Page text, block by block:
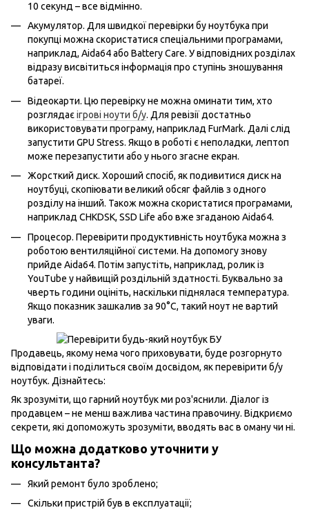
10 секунд – все відмінно.
Акумулятор. Для швидкої перевірки бу ноутбука при
покупці можна скористатися спеціальними програмами,
наприклад, Aida64 або Battery Care. У відповідних розділах
відразу висвітиться інформація про ступінь зношування
батареї.
Відеокарти. Цю перевірку не можна оминати тим, хто
розглядаєігрові ноути б/у. Для ревізії достатньо
використовувати програму, наприклад FurMark. Далі слід
запустити GPU Stress. Якщо в роботі є неполадки, лептоп
може перезапустити або у нього згасне екран.
Жорсткий диск. Хороший спосіб, як подивитися диск на
ноутбуці, скопіювати великий обсяг файлів з одного
розділу на інший. Також можна скористатися програмами,
наприклад CHKDSK, SSD Life або вже згаданою Aida64.
Процесор. Перевірити продуктивність ноутбука можна з
роботою вентиляційної системи. На допомогу знову
прийде Aida64. Потім запустіть, наприклад, ролик із
YouTube у найвищій роздільній здатності. Буквально за
чверть години оцініть, наскільки піднялася температура.
Якщо показник зашкалив за 90°С, такий ноут не вартий
уваги.
Продавець, якому нема чого приховувати, буде розгорнуто
відповідати і поділиться своїм досвідом, як перевірити б/у
ноутбук. Дізнайтесь:
Як зрозуміти, що гарний ноутбук ми роз'яснили. Діалог із
продавцем – не менш важлива частина правочину. Відкриємо
секрети, які допоможуть зрозуміти, вводять вас в оману чи ні.
Що можна додатково уточнити у
консультанта?
Який ремонт було зроблено;
Скільки пристрій був в експлуатації;